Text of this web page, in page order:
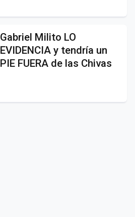
Gabriel Milito LO
EVIDENCIA y tendría un
PIE FUERA de las Chivas